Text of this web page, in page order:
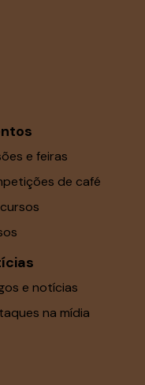
e feiras
de café
e notícias
na mídia